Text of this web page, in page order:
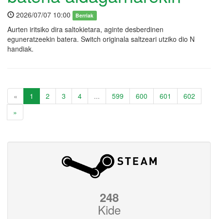
2026/07/07 10:00 Berriak
Aurten iritsiko dira saltokietara, aginte desberdinen
eguneratzeekin batera. Switch originala saltzeari utziko dio N
handiak.
« 1 2 3 4 ... 599 600 601
602
»
248
Kide